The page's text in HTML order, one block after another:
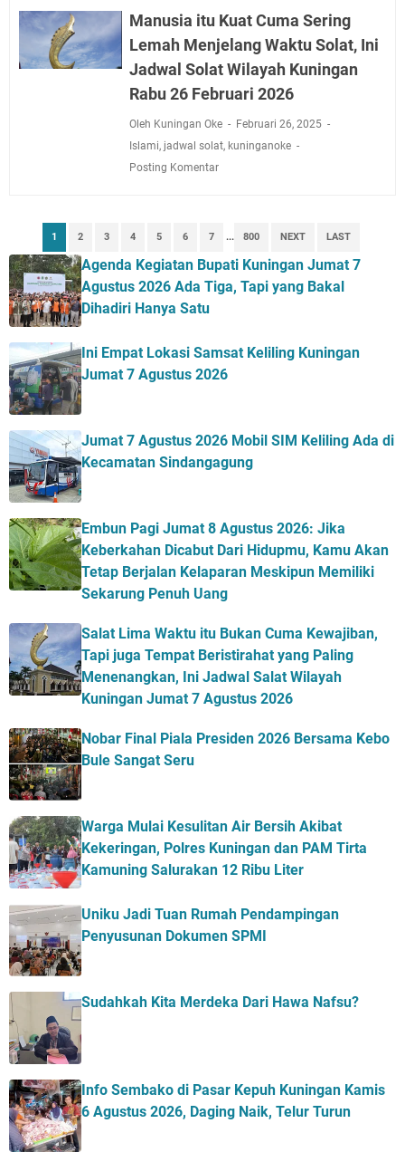
Manusia itu Kuat Cuma Sering
Lemah Menjelang Waktu Solat, Ini
Jadwal Solat Wilayah Kuningan
Rabu 26 Februari 2026
Oleh Kuningan Oke
Februari 26, 2025
Islami, jadwal solat, kuninganoke
Posting Komentar
1 2 3 4 5 6 7 ... 800 NEXT LAST
Agenda Kegiatan Bupati Kuningan Jumat 7
Agustus 2026 Ada Tiga, Tapi yang Bakal
Dihadiri Hanya Satu
Ini Empat Lokasi Samsat Keliling Kuningan
Jumat 7 Agustus 2026
Jumat 7 Agustus 2026 Mobil SIM Keliling Ada di
Kecamatan Sindangagung
Embun Pagi Jumat 8 Agustus 2026: Jika
Keberkahan Dicabut Dari Hidupmu, Kamu Akan
Tetap Berjalan Kelaparan Meskipun Memiliki
Sekarung Penuh Uang
Salat Lima Waktu itu Bukan Cuma Kewajiban,
Tapi juga Tempat Beristirahat yang Paling
Menenangkan, Ini Jadwal Salat Wilayah
Kuningan Jumat 7 Agustus 2026
Nobar Final Piala Presiden 2026 Bersama Kebo
Bule Sangat Seru
Warga Mulai Kesulitan Air Bersih Akibat
Kekeringan, Polres Kuningan dan PAM Tirta
Kamuning Salurakan 12 Ribu Liter
Uniku Jadi Tuan Rumah Pendampingan
Penyusunan Dokumen SPMI
Sudahkah Kita Merdeka Dari Hawa Nafsu?
Info Sembako di Pasar Kepuh Kuningan Kamis
6 Agustus 2026, Daging Naik, Telur Turun